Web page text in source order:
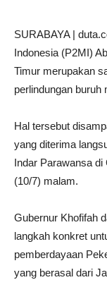
SURABAYA |
Indonesia (P2MI)
Timur merupakan
perlindungan buruh
Hal tersebut
yang diterima
Indar Parawansa
(10/7) malam.
Gubernur Khofifah
langkah konkret
pemberdayaan
yang berasal dari